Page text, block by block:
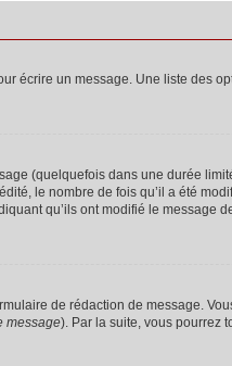
écrire un message. Une liste des
(quelquefois dans une durée
le nombre de fois qu’il a été
qu’ils ont modifié le message
de rédaction de message.
message). Par la suite, vous pourrez